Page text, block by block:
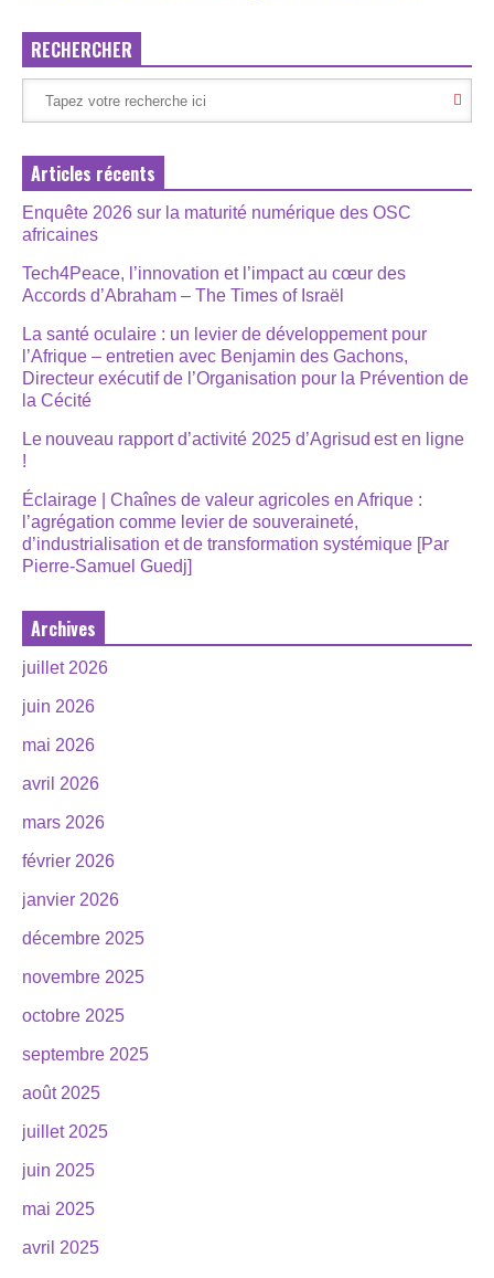
RECHERCHER
Articles récents
Enquête 2026 sur la maturité numérique des OSC
africaines
Tech4Peace, l’innovation et l’impact au cœur des
Accords d’Abraham – The Times of Israël
La santé oculaire : un levier de développement pour
l’Afrique – entretien avec Benjamin des Gachons,
Directeur exécutif de l’Organisation pour la Prévention de
la Cécité
Le nouveau rapport d’activité 2025 d’Agrisud est en ligne
!
Éclairage | Chaînes de valeur agricoles en Afrique :
l’agrégation comme levier de souveraineté,
d’industrialisation et de transformation systémique [Par
Pierre-Samuel Guedj]
Archives
juillet 2026
juin 2026
mai 2026
avril 2026
mars 2026
février 2026
janvier 2026
décembre 2025
novembre 2025
octobre 2025
septembre 2025
août 2025
juillet 2025
juin 2025
mai 2025
avril 2025